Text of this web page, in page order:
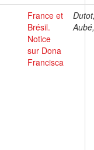
France et
Brésil.
Notice
sur Dona
Francisca